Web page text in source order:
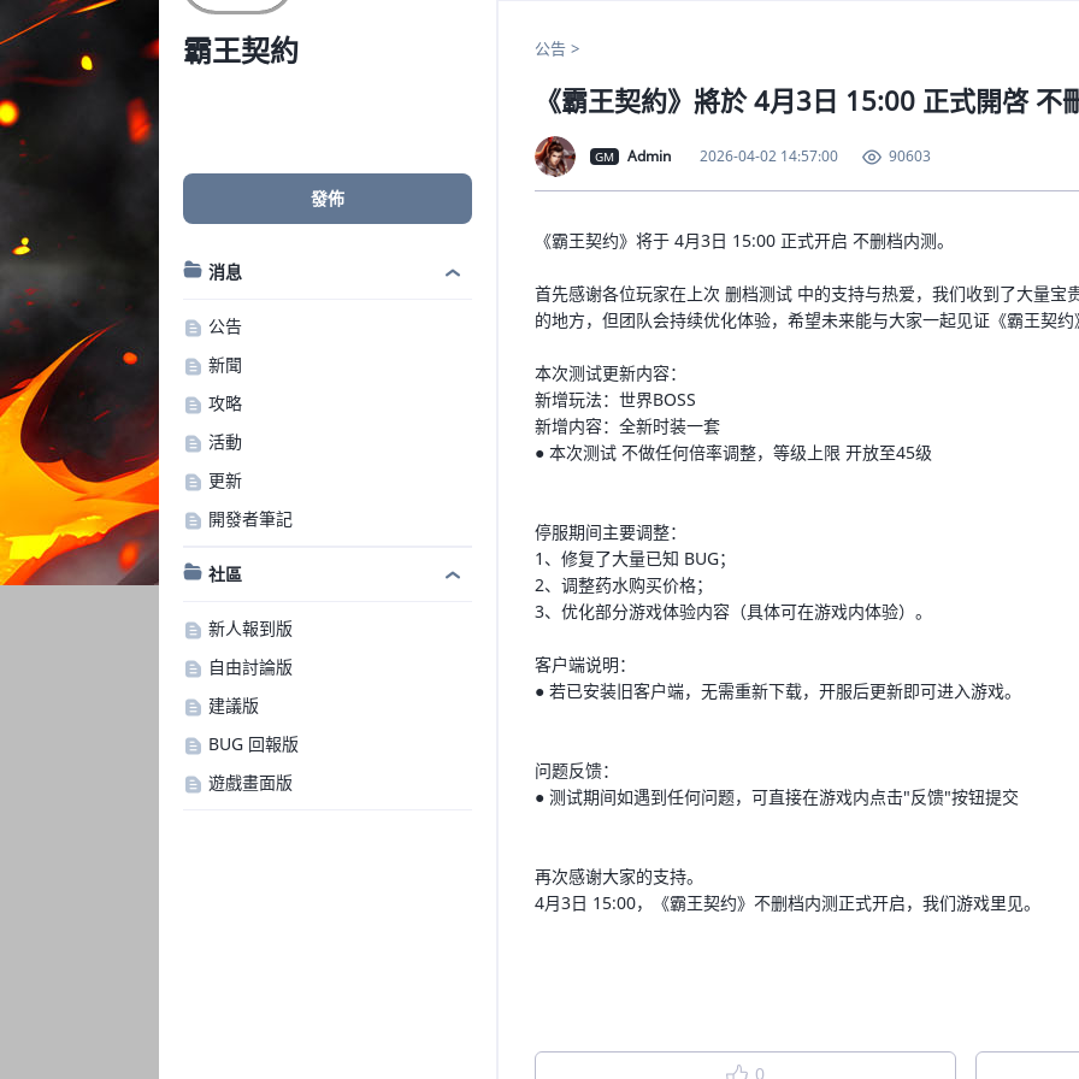
霸王契約
發佈
消息
公告
新聞
攻略
活動
更新
開發者筆記
社區
新人報到版
自由討論版
建議版
BUG 回報版
遊戲畫面版
公告
《霸王契約》將於 4月3日 15:00 正式開啓 不
GM Admin 2026-04-02 14:57:00 90603
《霸王契约》将于 4月3日 15:00 正式开启 不删档内测。
首先感谢各位玩家在上次 删档测试 中的支持与热爱，我们收到了大量宝
的地方，但团队会持续优化体验，希望未来能与大家一起见证《霸王契
本次测试更新内容：
新增玩法：世界BOSS
新增内容：全新时装一套
● 本次测试 不做任何倍率调整，等级上限 开放至45级
停服期间主要调整：
1、修复了大量已知 BUG；
2、调整药水购买价格；
3、优化部分游戏体验内容（具体可在游戏内体验）。
客户端说明：
● 若已安装旧客户端，无需重新下载，开服后更新即可进入游戏。
问题反馈：
● 测试期间如遇到任何问题，可直接在游戏内点击"反馈"按钮提交
再次感谢大家的支持。
4月3日 15:00，《霸王契约》不删档内测正式开启，我们游戏里见。
0